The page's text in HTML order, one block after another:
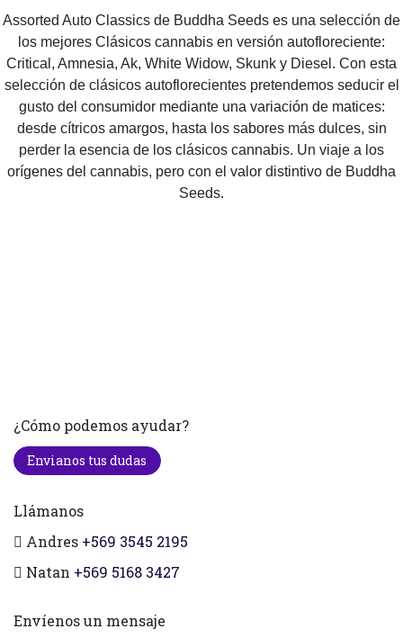
Assorted Auto Classics de Buddha Seeds es una selección de
los mejores Clásicos cannabis en versión autofloreciente:
Critical, Amnesia, Ak, White Widow, Skunk y Diesel. Con esta
selección de clásicos autoflorecientes pretendemos seducir el
gusto del consumidor mediante una variación de matices:
desde cítricos amargos, hasta los sabores más dulces, sin
perder la esencia de los clásicos cannabis. Un viaje a los
orígenes del cannabis, pero con el valor distintivo de Buddha
Seeds.
¿Cómo podemos ayudar?
Envianos tus dudas
Llámanos
Andres +569 3545 2195
Natan +569 5168 3427
Envíenos un mensaje